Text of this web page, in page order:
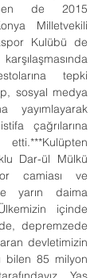
de 2015
Milletvekili
Kulübü de
tepki
sosyal medya
yayımlayarak
çağrılarına
Dar-ül Mülkü
camiası ve
yarın daima
içinde
depremzede
devletimizin
bilen 85 milyon